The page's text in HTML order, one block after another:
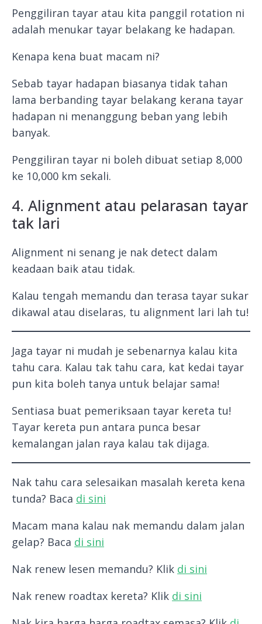
Penggiliran tayar atau kita panggil rotation ni
adalah menukar tayar belakang ke hadapan.
Kenapa kena buat macam ni?
Sebab tayar hadapan biasanya tidak tahan
lama berbanding tayar belakang kerana tayar
hadapan ni menanggung beban yang lebih
banyak.
Penggiliran tayar ni boleh dibuat setiap 8,000
ke 10,000 km sekali.
4. Alignment atau pelarasan tayar
tak lari
Alignment ni senang je nak detect dalam
keadaan baik atau tidak.
Kalau tengah memandu dan terasa tayar sukar
dikawal atau diselaras, tu alignment lari lah tu!
Jaga tayar ni mudah je sebenarnya kalau kita
tahu cara. Kalau tak tahu cara, kat kedai tayar
pun kita boleh tanya untuk belajar sama!
Sentiasa buat pemeriksaan tayar kereta tu!
Tayar kereta pun antara punca besar
kemalangan jalan raya kalau tak dijaga.
Nak tahu cara selesaikan masalah kereta kena
tunda? Baca di sini
Macam mana kalau nak memandu dalam jalan
gelap? Baca di sini
Nak renew lesen memandu? Klik di sini
Nak renew roadtax kereta? Klik di sini